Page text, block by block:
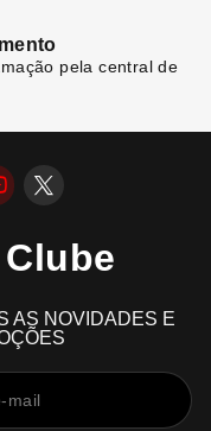
pela central de
AS NOVIDADES E